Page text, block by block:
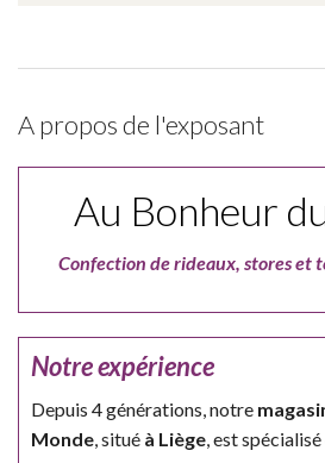
A propos de l'exposant
Au Bonheur
Confection de rideaux, stores et
Notre expérience
Depuis 4 générations, notre
Monde, situé à Liège, est